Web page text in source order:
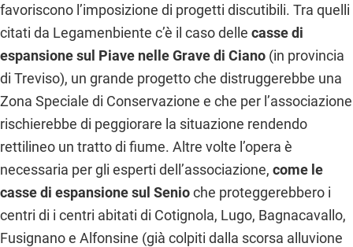
favoriscono l’imposizione di progetti discutibili. Tra quelli
citati da Legamenbiente c’è il caso delle casse di
espansione sul Piave nelle Grave di Ciano (in provincia
di Treviso), un grande progetto che distruggerebbe una
Zona Speciale di Conservazione e che per l’associazione
rischierebbe di peggiorare la situazione rendendo
rettilineo un tratto di fiume. Altre volte l’opera è
necessaria per gli esperti dell’associazione, come le
casse di espansione sul Senioche proteggerebbero i
centri di i centri abitati di Cotignola, Lugo, Bagnacavallo,
Fusignano e Alfonsine (già colpiti dalla scorsa alluvione